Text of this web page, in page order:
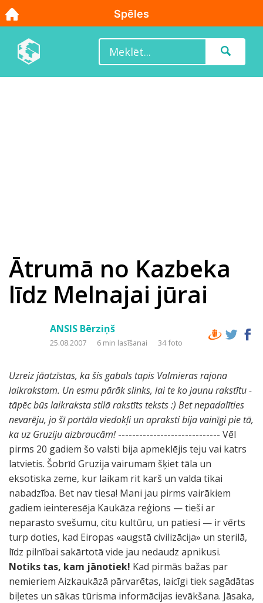
Ātrumā no Kazbeka
līdz Melnajai jūrai
ANSIS Bērziņš
25.08.2007 6 min lasīšanai 34 foto
Uzreiz jāatzīstas, ka šis gabals tapis Valmieras rajona
laikrakstam. Un esmu pārāk slinks, lai te ko jaunu rakstītu -
tāpēc būs laikraksta stilā rakstīts teksts :) Bet nepadalīties
nevarēju, jo šī portāla viedokļi un apraksti bija vainīgi pie tā,
ka uz Gruziju aizbraucām!----------------------------- Vēl
pirms 20 gadiem šo valsti bija apmeklējis teju vai katrs
latvietis. Šobrīd Gruzija vairumam šķiet tāla un
eksotiska zeme, kur laikam rit karš un valda tikai
nabadzība. Bet nav tiesa! Mani jau pirms vairākiem
gadiem ieinteresēja Kaukāza reģions — tieši ar
neparasto svešumu, citu kultūru, un patiesi — ir vērts
turp doties, kad Eiropas «augstā civilizācija» un sterilā,
līdz pilnībai sakārtotā vide jau nedaudz apnikusi.
Notiks tas, kam jānotiek! Kad pirmās bažas par
nemieriem Aizkaukāzā pārvarētas, laicīgi tiek sagādātas
biļetes un sākas tūrisma informācijas ievākšana. Jāsaka,